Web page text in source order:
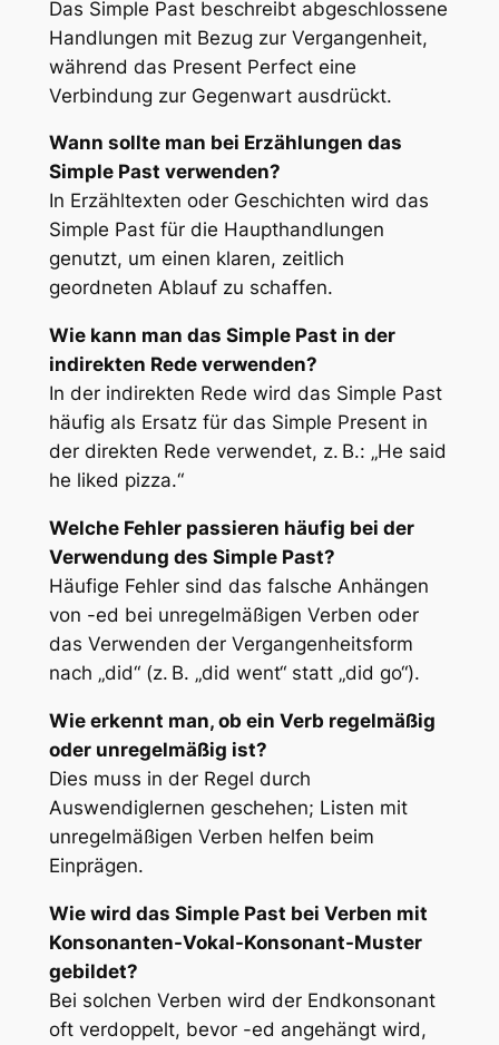
Das Simple Past beschreibt abgeschlossene
Handlungen mit Bezug zur Vergangenheit,
während das Present Perfect eine
Verbindung zur Gegenwart ausdrückt.
Wann sollte man bei Erzählungen das
Simple Past verwenden?
In Erzähltexten oder Geschichten wird das
Simple Past für die Haupthandlungen
genutzt, um einen klaren, zeitlich
geordneten Ablauf zu schaffen.
Wie kann man das Simple Past in der
indirekten Rede verwenden?
In der indirekten Rede wird das Simple Past
häufig als Ersatz für das Simple Present in
der direkten Rede verwendet, z. B.: „He said
he liked pizza.“
Welche Fehler passieren häufig bei der
Verwendung des Simple Past?
Häufige Fehler sind das falsche Anhängen
von -ed bei unregelmäßigen Verben oder
das Verwenden der Vergangenheitsform
nach „did“ (z. B. „did went“ statt „did go“).
Wie erkennt man, ob ein Verb regelmäßig
oder unregelmäßig ist?
Dies muss in der Regel durch
Auswendiglernen geschehen; Listen mit
unregelmäßigen Verben helfen beim
Einprägen.
Wie wird das Simple Past bei Verben mit
Konsonanten-Vokal-Konsonant-Muster
gebildet?
Bei solchen Verben wird der Endkonsonant
oft verdoppelt, bevor -ed angehängt wird,